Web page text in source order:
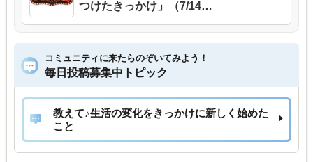
つけたきっかけ」（7/14…
コミュニティに来たらのぞいてみよう！
毎日投稿募集中トピック
教えて♪生活の変化をきっかけに新しく始めた
こと